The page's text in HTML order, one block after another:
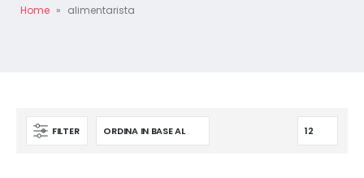
Home » alimentarista
FILTER